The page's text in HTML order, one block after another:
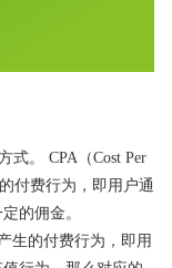
式。 CPA（Cost Per
付费行为，即用户通
的佣金。
生的付费行为，即用